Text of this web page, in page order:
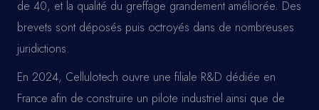
de 40, et la qualité du greffage grandement améliorée. Des
brevets sont déposés puis octroyés dans de nombreuses
juridictions.
En 2024, Cellulotech ouvre une filiale R&D dédiée en
France afin de construire un pilote industriel ainsi que de